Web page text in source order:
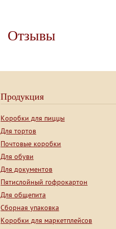
Отзывы
Продукция
Коробки для пиццы
Для тортов
Почтовые коробки
Для обуви
Для документов
Пятислойный гофрокартон
Для общепита
Сборная упаковка
Коробки для маркетплейсов